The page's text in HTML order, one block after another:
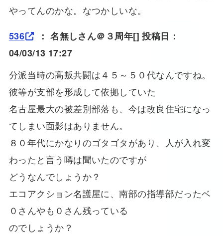
やってんのかな。なつかしいな。
536
：名無しさん＠３周年[] 投稿日：
04/03/13 17:27
分派当時の高叛共闘は４５～５０代なんですね。
彼等が支部を形成して依拠していた
名古屋最大の被差別部落も、今は改良住宅になっ
てしまい面影はありません。
８０年代にかなりのゴタゴタがあり、人が入れ変
わったと言う噂は聞いたのですが
どうなんでしょうか？
エコアクション名護屋に、南部の指導部だったベ
０さんやも０さん残っている
のでしょうか？